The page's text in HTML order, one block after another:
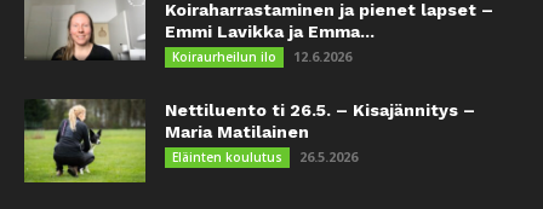
Koiraharrastaminen ja pienet lapset –
Emmi Lavikka ja Emma...
Koiraurheilun ilo 12.6.2026
Nettiluento ti 26.5. – Kisajännitys –
Maria Matilainen
Eläinten koulutus 26.5.2026